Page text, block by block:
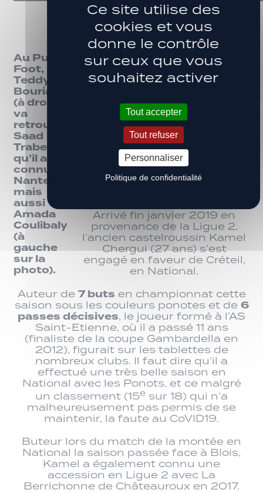
Au Puy
Foot,
Teddy
Bouriaud
(à droite)
va
retrouver
Saad
Trabelsi,
qu’il a
connu à
Nantes,
mais
aussi
Amada
Coulibaly
(à
gauche
sur la
photo).
Photo Sébastien Ricou
Arrivé fin janvier 2019 en
provenance de la Ligue 2,
l’ancien castelroussin Kamel
Chergui (27 ans) s’est
engagé en faveur de Créteil,
en National.
Auteur de 7 buts en championnat cette
saison sous les couleurs ponotes et de 6
passes décisives, le joueur formé à l’AS
Saint-Etienne, où il a passé 11 ans
(finaliste de la coupe Gambardella en
2012), figurait sur les tablettes de
nombreux clubs. Il faut dire qu’il a
effectué une très belle saison en
National avec les Ponots, et ce malgré
un classement (15e sur 18) qui n’a
malheureusement pas permis de se
maintenir, la faute au CoVID19.
Buteur lors du match de la montée en
National la saison passée face à Blois,
Kamel a également connu une
accession en Ligue 2 avec La
Berrichonne de Châteauroux en 2017.
Ce site utilise des
cookies et vous
donne le contrôle
sur ceux que vous
souhaitez activer
Tout accepter
Tout refuser
Personnaliser
Politique de confidentialité